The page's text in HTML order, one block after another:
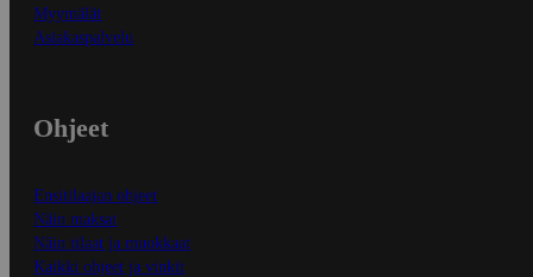
Myymälät
Asiakaspalvelu
Ohjeet
Ensitilaajan ohjeet
Näin maksat
Näin tilaat ja muokkaat
Kaikki ohjeet ja vinkit